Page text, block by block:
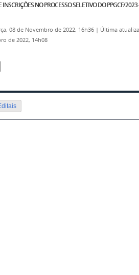
INSCRIÇÕES NO PROCESSO SELETIVO DO PPGCF/
08 de Novembro de 2022, 16h36 | Última
de 2022, 14h08